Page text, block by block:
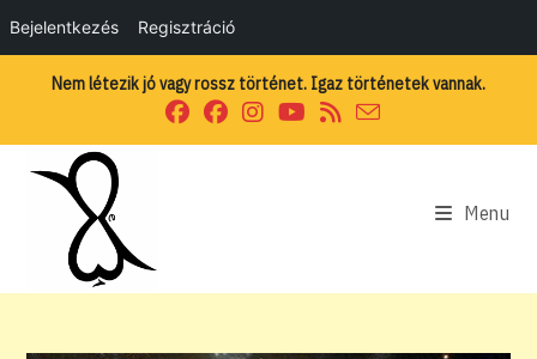
Bejelentkezés Regisztráció
Nem létezik jó vagy rossz történet. Igaz történetek vannak.
Menu